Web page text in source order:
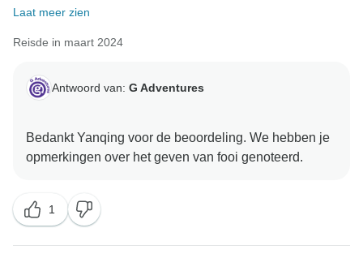
Laat meer zien
Reisde in maart 2024
Antwoord van: G Adventures
Bedankt Yanqing voor de beoordeling. We hebben je
1